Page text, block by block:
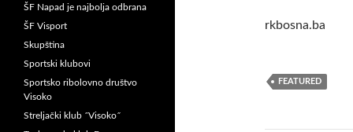
rkbosna.ba
FEATURED
ŠF Napad je najbolja odbrana
ŠF Visport
Skupština
Sportski klubovi
Sportsko ribolovno društvo
Visoko
Streljački klub ˝Visoko˝